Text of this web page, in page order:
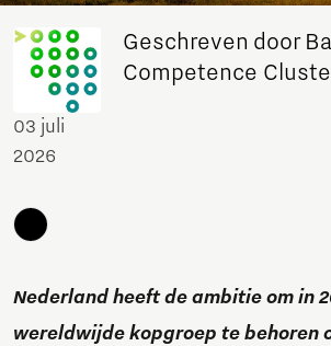
Geschreven door
Competence
03 juli
2026
Nederland heeft de ambitie om in
wereldwijde kopgroep te behoren